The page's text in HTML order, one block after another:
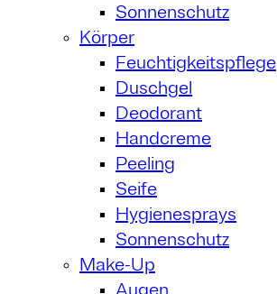
Sonnenschutz
Körper
Feuchtigkeitspflege
Duschgel
Deodorant
Handcreme
Peeling
Seife
Hygienesprays
Sonnenschutz
Make-Up